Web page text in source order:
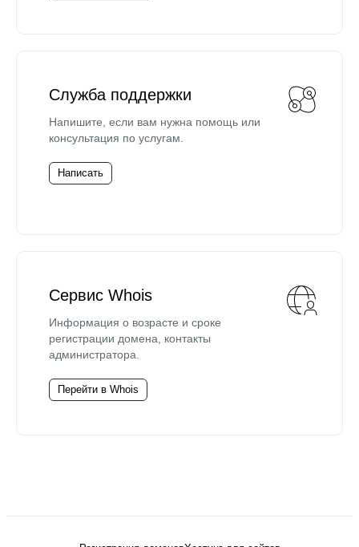
Служба поддержки
Напишите, если вам нужна помощь или
консультация по услугам.
Написать
Сервис Whois
Информация о возрасте и сроке
регистрации домена, контакты
администратора.
Перейти в Whois